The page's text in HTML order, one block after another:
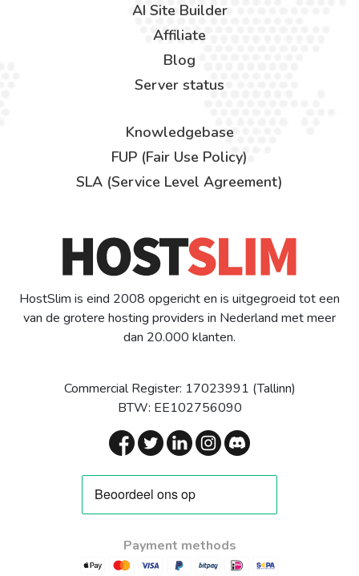
AI Site Builder
Affiliate
Blog
Server status
Knowledgebase
FUP (Fair Use Policy)
SLA (Service Level Agreement)
HostSlim is eind 2008 opgericht en is uitgegroeid tot een
van de grotere hosting providers in Nederland met meer
dan 20.000 klanten.
Commercial Register: 17023991 (Tallinn)
BTW: EE102756090
Payment methods